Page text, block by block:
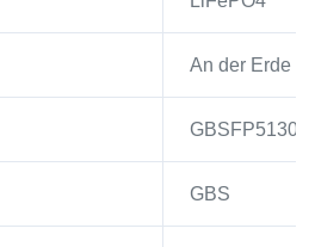
An der Erde
GBS